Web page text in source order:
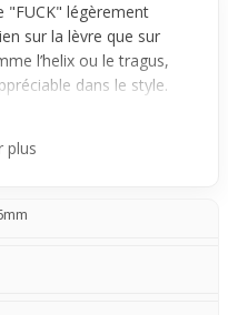
légèrement
sur la lèvre que sur
l’helix ou letragus,
dans le style.
sans être
Sa petite taille
plus